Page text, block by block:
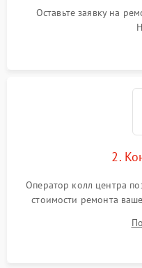
отключения
Неисправность системы
защиты от замыкания
Оставьте заявку на
2.
Оператор колл центра
стоимости ремонта